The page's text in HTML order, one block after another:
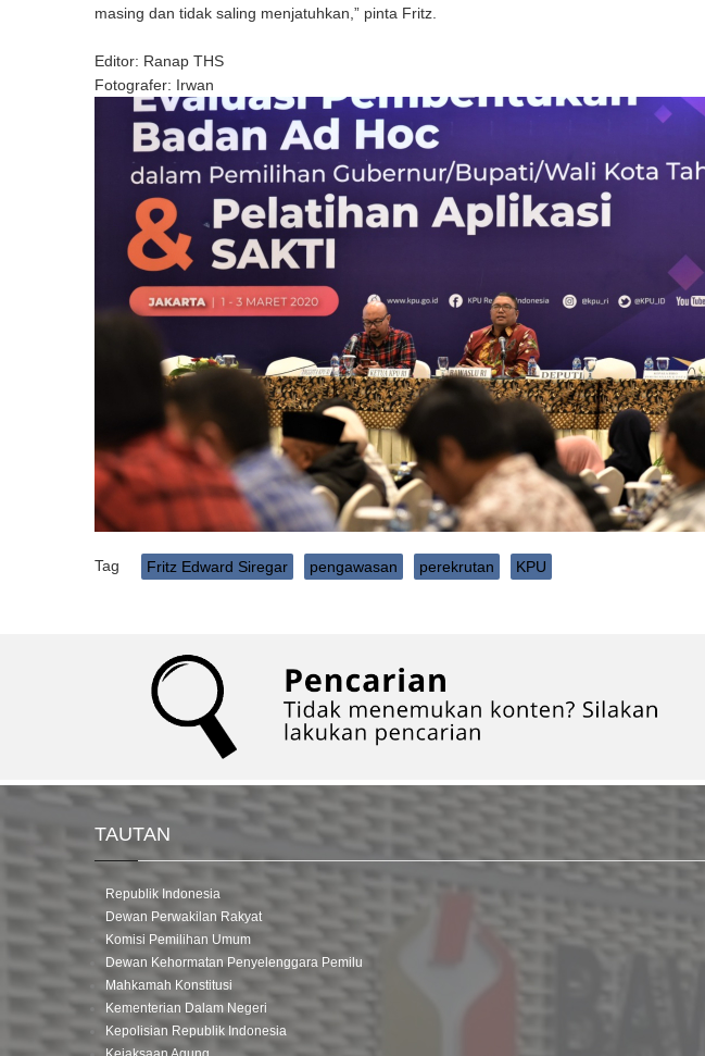
masing dan tidak saling menjatuhkan,” pinta Fritz.
Editor: Ranap THS
Fotografer: Irwan
Tag Fritz Edward Siregar pengawasan perekrutan KPU
TAUTAN
Republik Indonesia
Dewan Perwakilan Rakyat
Komisi Pemilihan Umum
Dewan Kehormatan Penyelenggara Pemilu
Mahkamah Konstitusi
Kementerian Dalam Negeri
Kepolisian Republik Indonesia